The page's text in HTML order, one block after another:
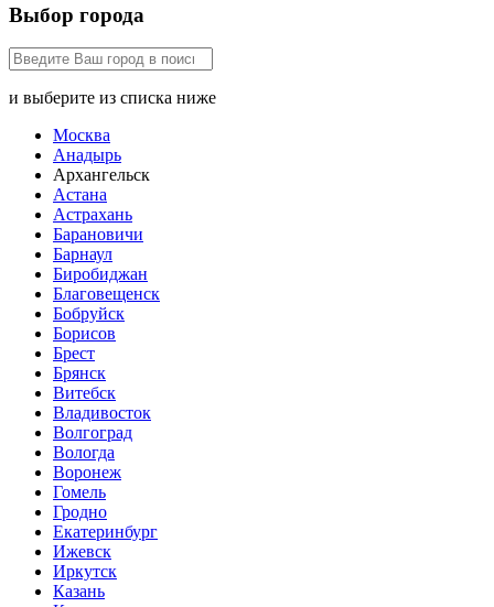
Выбор города
и выберите из списка ниже
Москва
Анадырь
Архангельск
Астана
Астрахань
Барановичи
Барнаул
Биробиджан
Благовещенск
Бобруйск
Борисов
Брест
Брянск
Витебск
Владивосток
Волгоград
Вологда
Воронеж
Гомель
Гродно
Екатеринбург
Ижевск
Иркутск
Казань